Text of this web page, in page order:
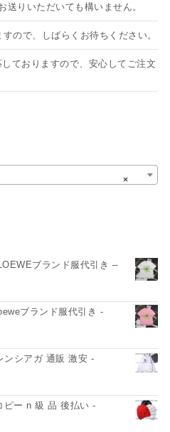
送りいただいても構いません。
ので、しばらくお待ちください。
ておりますので、安心してご注文
×
ブランド服代引き –
ブランド服代引き -
ンシアガ 通販 激安 -
ピー n 級 品 後払い -